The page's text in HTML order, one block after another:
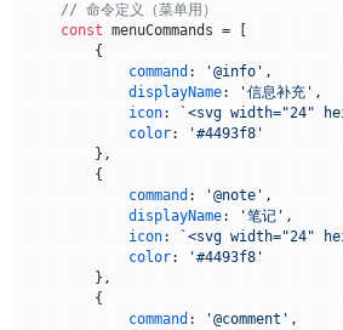
// 命令定义（菜单用）
const menuCommands = [
        {
command : '@info' ,
displayName: '信息补充' ,
icon:
`<svg width="24"
color:
'#4493f8'
        },
        {
command : '@note' ,
displayName: '笔记' ,
icon:
`<svg width="24"
color:
'#4493f8'
        },
        {
command : '@comment' ,